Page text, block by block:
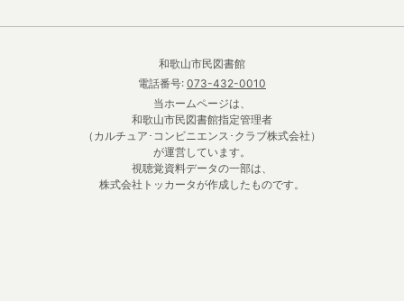
和歌山市民図書館
電話番号: 073-432-0010
当ホームページは、
和歌山市民図書館指定管理者
（カルチュア･コンビニエンス･クラブ株式会社）
が運営しています。
視聴覚資料データの一部は、
株式会社トッカータが作成したものです。